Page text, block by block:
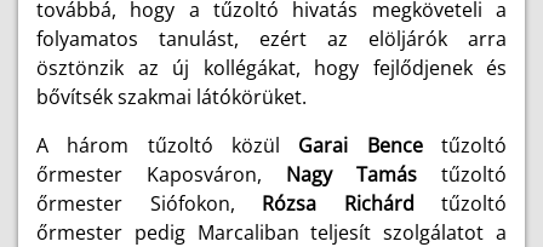
továbbá, hogy a tűzoltó hivatás megköveteli a
folyamatos tanulást, ezért az elöljárók arra
ösztönzik az új kollégákat, hogy fejlődjenek és
bővítsék szakmai látókörüket.
A három tűzoltó közül Garai Bencetűzoltó
őrmester Kaposváron, Nagy Tamás tűzoltó
őrmester Siófokon, Rózsa Richárd tűzoltó
őrmester pedig Marcaliban teljesít szolgálatot a